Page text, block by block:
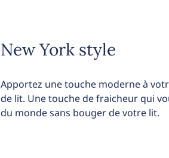
New York style
Apportez une touche moderne à
de lit. Une touche de fraicheur qui
du monde sans bouger de votre lit.